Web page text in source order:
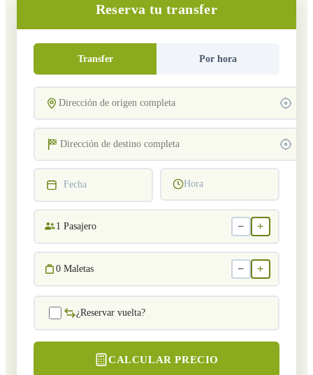
Reserva tu transfer
Transfer Por hora
Fecha Hora
1 Pasajero − +
0 Maletas − +
¿Reservar vuelta?
CALCULAR PRECIO